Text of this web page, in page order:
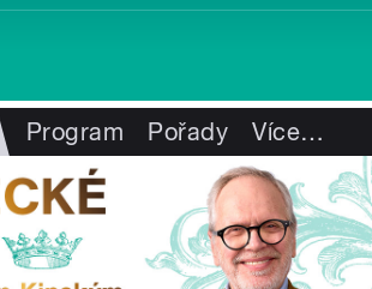
Program Pořady Více…